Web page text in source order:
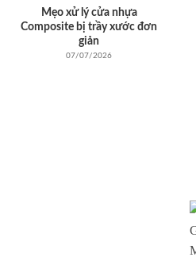
Mẹo xử lý cửa nhựa
Composite bị trầy xước đơn
giản
07/07/2026